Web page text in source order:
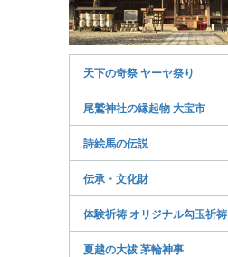
天下の奇祭 ヤーヤ祭り
尾鷲神社の縁起物 大宝市
詩絵馬の伝説
伝承・文化財
体験祈祷 オリジナル勾玉祈祷
夏越の大祓 茅輪神事